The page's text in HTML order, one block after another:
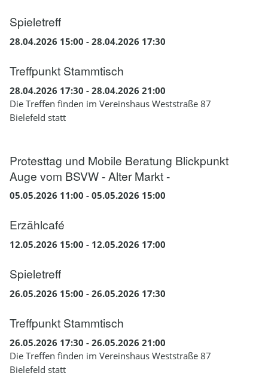
Spieletreff
28.04.2026 15:00 - 28.04.2026 17:30
Treffpunkt Stammtisch
28.04.2026 17:30 - 28.04.2026 21:00
Die Treffen finden im Vereinshaus Weststraße 87
Bielefeld statt
Protesttag und Mobile Beratung Blickpunkt
Auge vom BSVW - Alter Markt -
05.05.2026 11:00 - 05.05.2026 15:00
Erzählcafé
12.05.2026 15:00 - 12.05.2026 17:00
Spieletreff
26.05.2026 15:00 - 26.05.2026 17:30
Treffpunkt Stammtisch
26.05.2026 17:30 - 26.05.2026 21:00
Die Treffen finden im Vereinshaus Weststraße 87
Bielefeld statt